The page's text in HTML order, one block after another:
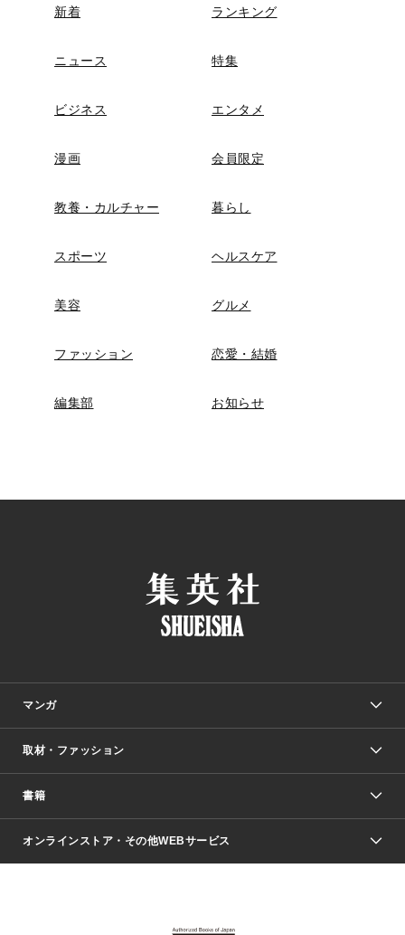
新着 ランキング
ニュース 特集
ビジネス エンタメ
漫画 会員限定
教養・カルチャー 暮らし
スポーツ ヘルスケア
美容 グルメ
ファッション 恋愛・結婚
編集部 お知らせ
マンガ
少年マンガ
Vジャンプ
週刊ヤングジャンプ
少女マンガ
取材・ファッション
Seventeen
芸能・情報・スポーツ
書籍
文芸・文庫・総合
オンラインストア・その他WEBサービス